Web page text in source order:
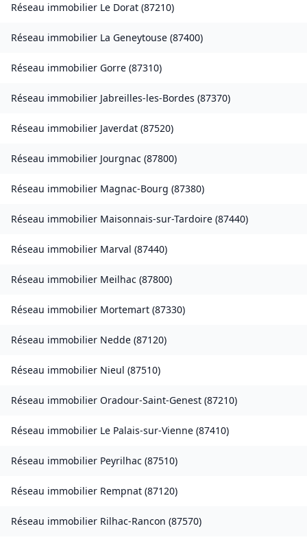
Réseau immobilier Le Dorat (87210)
Réseau immobilier La Geneytouse (87400)
Réseau immobilier Gorre (87310)
Réseau immobilier Jabreilles-les-Bordes (87370)
Réseau immobilier Javerdat (87520)
Réseau immobilier Jourgnac (87800)
Réseau immobilier Magnac-Bourg (87380)
Réseau immobilier Maisonnais-sur-Tardoire (87440)
Réseau immobilier Marval (87440)
Réseau immobilier Meilhac (87800)
Réseau immobilier Mortemart (87330)
Réseau immobilier Nedde (87120)
Réseau immobilier Nieul (87510)
Réseau immobilier Oradour-Saint-Genest (87210)
Réseau immobilier Le Palais-sur-Vienne (87410)
Réseau immobilier Peyrilhac (87510)
Réseau immobilier Rempnat (87120)
Réseau immobilier Rilhac-Rancon (87570)